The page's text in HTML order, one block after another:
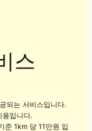
스
되는 서비스입니다.
용입니다.
준 1km 당 11만원 입